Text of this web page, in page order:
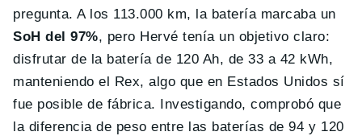
pregunta. A los 113.000 km, la batería marcaba un
SoH del 97%, pero Hervé tenía un objetivo claro:
disfrutar de la batería de 120 Ah, de 33 a 42 kWh,
manteniendo el Rex, algo que en Estados Unidos sí
fue posible de fábrica. Investigando, comprobó que
la diferencia de peso entre las baterías de 94 y 120